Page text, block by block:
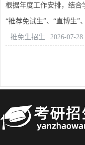
根据年度工作安排，结合
“推荐免试生”、“直博生”
推免生招生 2026-07-28